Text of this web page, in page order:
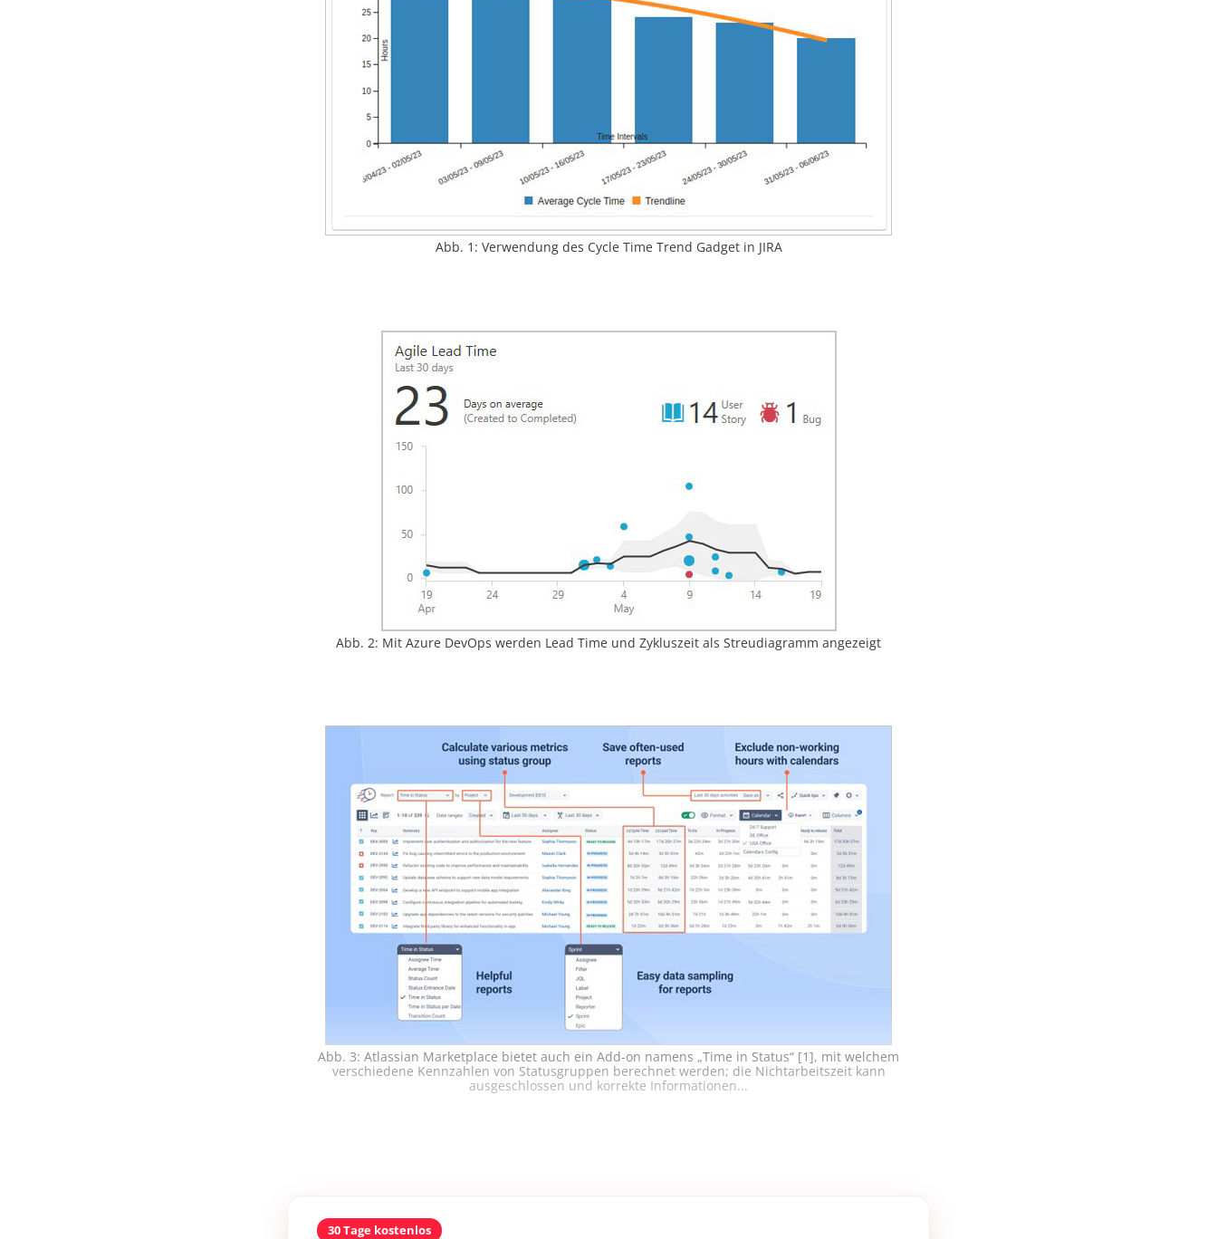
Abb. 1: Verwendung des Cycle Time Trend Gadget in JIRA
Abb. 2: Mit Azure DevOps werden Lead Time und Zykluszeit als Streudiagramm angezeigt
Abb. 3: Atlassian Marketplace bietet auch ein Add-on namens „Time in Status“ [1], mit welchem
verschiedene Kennzahlen von Statusgruppen berechnet werden; die Nichtarbeitszeit kann
ausgeschlossen und korrekte Informationen...
30 Tage kostenlos